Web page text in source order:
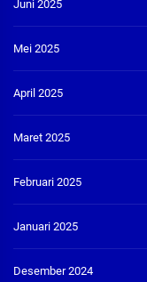
Juni 2025
Mei 2025
April 2025
Maret 2025
Februari 2025
Januari 2025
Desember 2024